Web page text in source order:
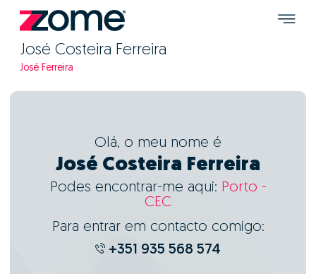
José Costeira Ferreira
José Ferreira
Olá, o meu nome é
José Costeira Ferreira
Podes encontrar-me aqui: Porto -
CEC
Para entrar em contacto comigo:
+351 935 568 574